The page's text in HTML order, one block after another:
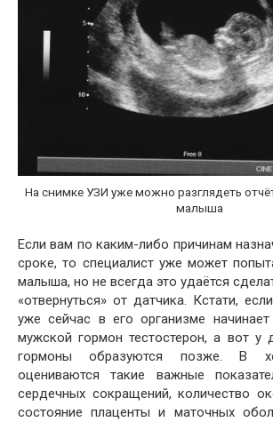
На снимке УЗИ уже можно разглядеть
малыша
Если вам по каким-либо причинам
сроке, то специалист уже может
малыша, но не всегда это удаётся
«отвернуться» от датчика. Кстати,
уже сейчас в его организме
мужской гормон тестостерон, а вот у
гормоны образуются позже. В
оцениваются такие важные
сердечных сокращений, количество
состояние плаценты и маточных